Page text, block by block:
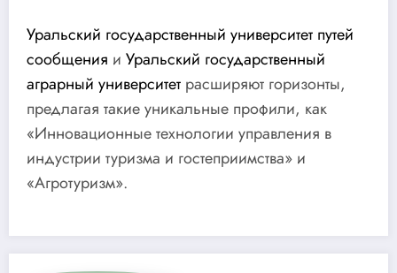
Уральский государственный университет путей
сообщения и Уральский государственный
аграрный университет расширяют горизонты,
предлагая такие уникальные профили, как
«Инновационные технологии управления в
индустрии туризма и гостеприимства» и
«Агротуризм».